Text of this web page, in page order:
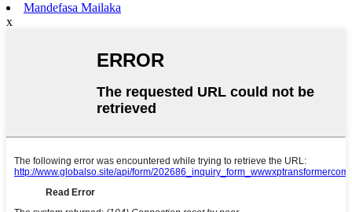
Mandefasa Mailaka
x